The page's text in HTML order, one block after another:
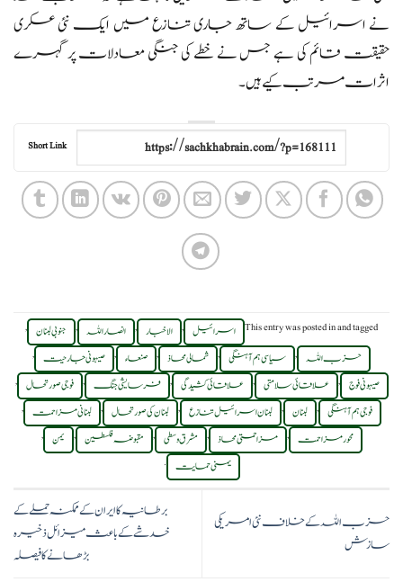
نے اسرائیل کے ساتھ جاری تنازع میں ایک نئی عسکری
حقیقت قائم کی ہے جس نے خطے کی جنگی معادلات پر گہرے
اثرات مرتب کیے ہیں۔
Short Link
This entry was posted inand tagged اسرائیل , الاخبار , انصار اللہ , جنوبی لبنان ,
حزب اللہ , سیاسی ہم آہنگی , شمالی محاذ , صنعاء , صیہونی جارحیت ,
صیہونی فوج , علاقائی سلامتی , علاقائی کشیدگی , فرسایشی جنگ , فوجی صورتحال ,
فوجی ہم آہنگی , لبنان , لبنان اسرائیل تنازع , لبنان کی صورتحال , لبنانی مزاحمت ,
محور مزاحمت , مزاحمتی محاذ , مشرق وسطی , مقبوضہ فلسطین , یمن ,
یمنی حمایت
.
حزب اللہ کے خلاف نئی امریکی
سازش
برطانیہ کا ایران کے ممکنہ حملے کے
خدشے کے باعث میزائل ذخیرہ
بڑھانے کا فیصلہ